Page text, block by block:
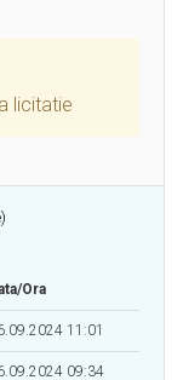
licitatie
Ora
11:01
09:34